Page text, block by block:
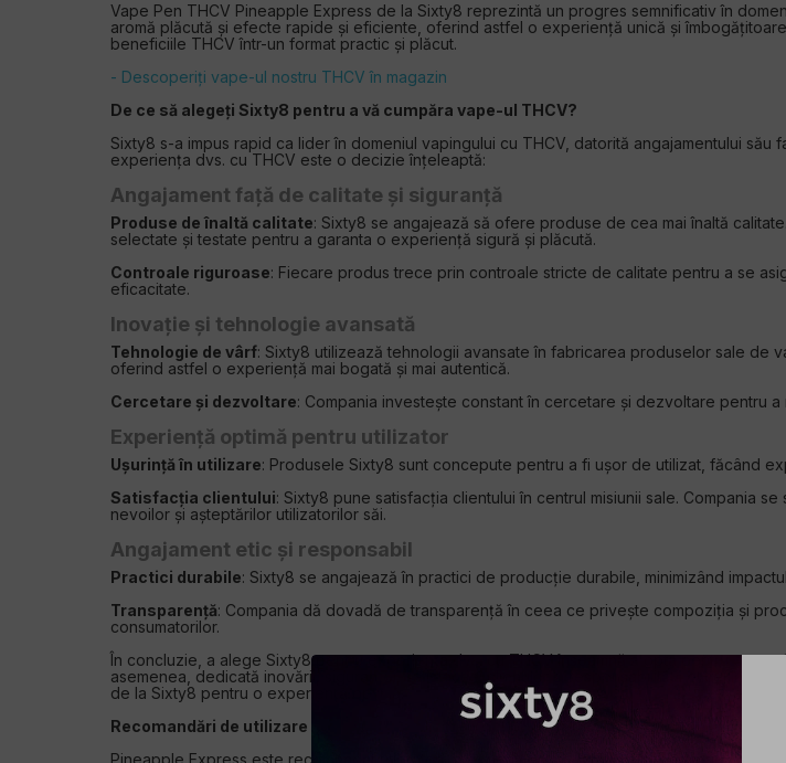
Vape Pen THCV Pineapple Express de la Sixty8 reprezintă un progres semnificativ în
aromă plăcută și efecte rapide și eficiente, oferind astfel o experiență unică și
beneficiile THCV într-un format practic și plăcut.
- Descoperiți vape-ul nostru THCV în magazin
De ce să alegeți Sixty8 pentru a vă cumpăra vape-ul THCV?
Sixty8 s-a impus rapid ca lider în domeniul vapingului cu THCV, datorită angajamentului
experiența dvs. cu THCV este o decizie înțeleaptă:
Angajament față de calitate și siguranță
Produse de înaltă calitate: Sixty8 se angajează să ofere produse de cea mai înaltă
selectate și testate pentru a garanta o experiență sigură și plăcută.
Controale riguroase: Fiecare produs trece prin controale stricte de calitate pentru a se
eficacitate.
Inovație și tehnologie avansată
Tehnologie de vârf: Sixty8 utilizează tehnologii avansate în fabricarea produselor sale de
oferind astfel o experiență mai bogată și mai autentică.
Cercetare și dezvoltare: Compania investește constant în cercetare și dezvoltare pentru
Experiență optimă pentru utilizator
Ușurință în utilizare: Produsele Sixty8 sunt concepute pentru a fi ușor de utilizat, făcând
Satisfacția clientului: Sixty8 pune satisfacția clientului în centrul misiunii sale. Compania
nevoilor și așteptărilor utilizatorilor săi.
Angajament etic și responsabil
Practici durabile: Sixty8 se angajează în practici de producție durabile, minimizând
Transparență: Compania dă dovadă de transparență în ceea ce privește compoziția și
consumatorilor.
În concluzie, a alege Sixty8 pentru experiența dvs. cu THCV înseamnă a opta pentru o
asemenea, dedicată inovării, siguranței, satisfacției clienților și responsabilității etice. În
de la Sixty8 pentru o experiență optimă.
Recomandări de utilizare
Pineapple Express este recomandat utilizatorilor experimentați datorită concentrației sale